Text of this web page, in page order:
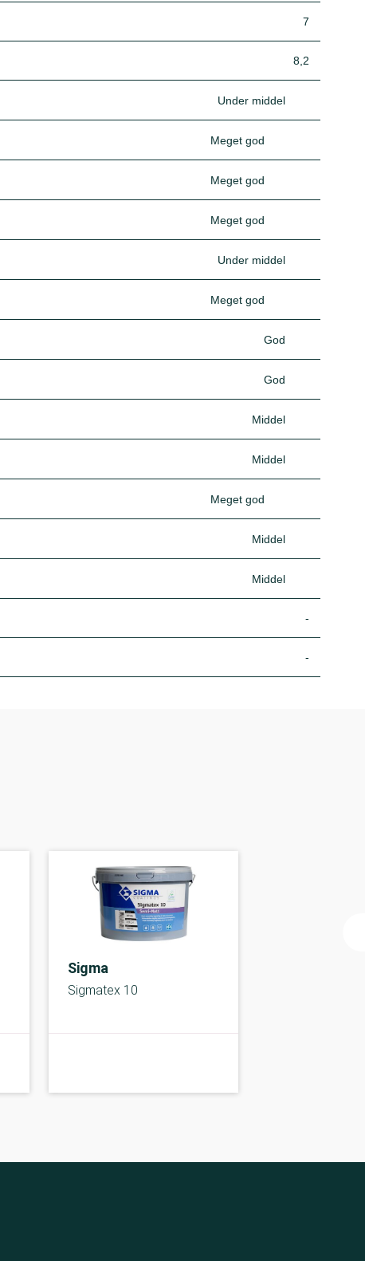
7
8,2
Under middel
Meget god
Meget god
Meget god
Under middel
Meget god
God
God
Middel
Middel
Meget god
Middel
Middel
-
-
Sigma
Sigmatex 10